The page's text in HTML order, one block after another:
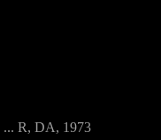
... R, DA, 1973